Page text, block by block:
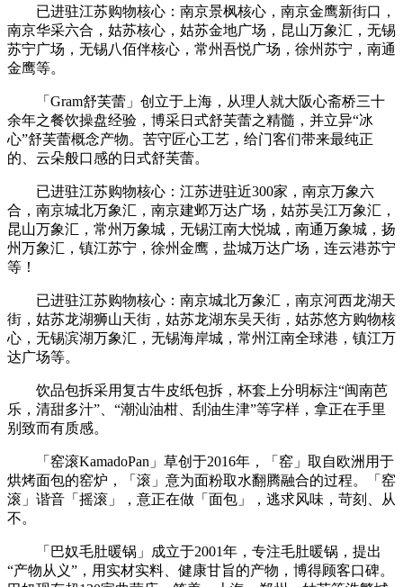
已进驻江苏购物核心：南京景枫核心，南京金鹰新街口，
南京华采六合，姑苏核心，姑苏金地广场，昆山万象汇，无锡
苏宁广场，无锡八佰伴核心，常州吾悦广场，徐州苏宁，南通
金鹰等。
「Gram舒芙蕾」创立于上海，从理人就大阪心斋桥三十
余年之餐饮操盘经验，博采日式舒芙蕾之精髓，并立异“冰
心”舒芙蕾概念产物。苦守匠心工艺，给门客们带来最纯正
的、云朵般口感的日式舒芙蕾。
已进驻江苏购物核心：江苏进驻近300家，南京万象六
合，南京城北万象汇，南京建邺万达广场，姑苏吴江万象汇，
昆山万象汇，常州万象城，无锡江南大悦城，南通万象城，扬
州万象汇，镇江苏宁，徐州金鹰，盐城万达广场，连云港苏宁
等！
已进驻江苏购物核心：南京城北万象汇，南京河西龙湖天
街，姑苏龙湖狮山天街，姑苏龙湖东吴天街，姑苏悠方购物核
心，无锡滨湖万象汇，无锡海岸城，常州江南全球港，镇江万
达广场等。
饮品包拆采用复古牛皮纸包拆，杯套上分明标注“闽南芭
乐，清甜多汁”、“潮汕油柑、刮油生津”等字样，拿正在手里
别致而有质感。
「窑滚KamadoPan」草创于2016年，「窑」取自欧洲用于
烘烤面包的窑炉，「滚」意为面粉取水翻腾融合的过程。「窑
滚」谐音「摇滚」，意正在做「面包」，逃求风味，苛刻、从
不。
「巴奴毛肚暖锅」成立于2001年，专注毛肚暖锅，提出
“产物从义”，用实材实料、健康甘旨的产物，博得顾客口碑。